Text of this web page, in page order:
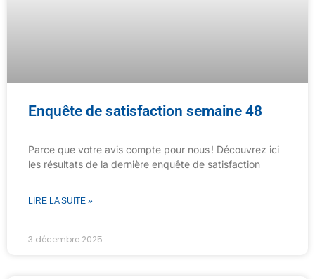
Enquête de satisfaction semaine 48
Parce que votre avis compte pour nous ! Découvrez ici
les résultats de la dernière enquête de satisfaction
LIRE LA SUITE »
3 décembre 2025